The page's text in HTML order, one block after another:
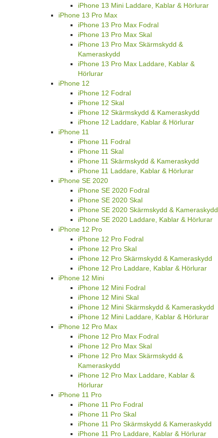
iPhone 13 Mini Laddare, Kablar & Hörlurar
iPhone 13 Pro Max
iPhone 13 Pro Max Fodral
iPhone 13 Pro Max Skal
iPhone 13 Pro Max Skärmskydd &
Kameraskydd
iPhone 13 Pro Max Laddare, Kablar &
Hörlurar
iPhone 12
iPhone 12 Fodral
iPhone 12 Skal
iPhone 12 Skärmskydd & Kameraskydd
iPhone 12 Laddare, Kablar & Hörlurar
iPhone 11
iPhone 11 Fodral
iPhone 11 Skal
iPhone 11 Skärmskydd & Kameraskydd
iPhone 11 Laddare, Kablar & Hörlurar
iPhone SE 2020
iPhone SE 2020 Fodral
iPhone SE 2020 Skal
iPhone SE 2020 Skärmskydd & Kameraskydd
iPhone SE 2020 Laddare, Kablar & Hörlurar
iPhone 12 Pro
iPhone 12 Pro Fodral
iPhone 12 Pro Skal
iPhone 12 Pro Skärmskydd & Kameraskydd
iPhone 12 Pro Laddare, Kablar & Hörlurar
iPhone 12 Mini
iPhone 12 Mini Fodral
iPhone 12 Mini Skal
iPhone 12 Mini Skärmskydd & Kameraskydd
iPhone 12 Mini Laddare, Kablar & Hörlurar
iPhone 12 Pro Max
iPhone 12 Pro Max Fodral
iPhone 12 Pro Max Skal
iPhone 12 Pro Max Skärmskydd &
Kameraskydd
iPhone 12 Pro Max Laddare, Kablar &
Hörlurar
iPhone 11 Pro
iPhone 11 Pro Fodral
iPhone 11 Pro Skal
iPhone 11 Pro Skärmskydd & Kameraskydd
iPhone 11 Pro Laddare, Kablar & Hörlurar